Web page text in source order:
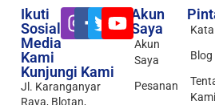
Akun
Saya
Akun
Saya
Pesanan
Blog
Kami
Ikuti
Sosial
Media
Kami
Kunjungi Kami
Jl. Karanganyar
Raya, Blotan,